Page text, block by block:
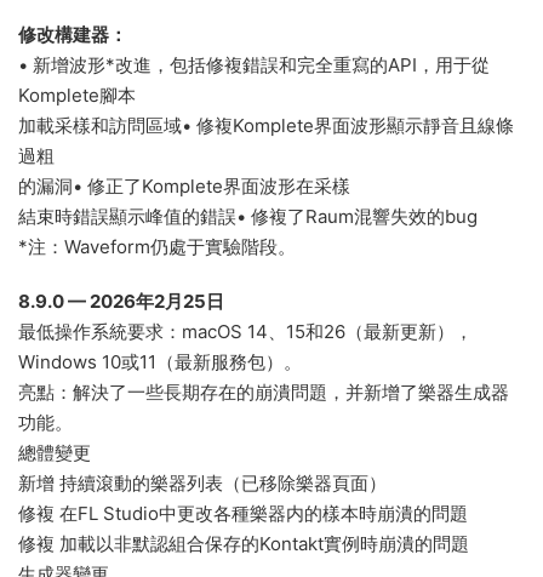
修改構建器：
• 新增波形*改進，包括修複錯誤和完全重寫的API，用于從
Komplete腳本
加載采樣和訪問區域• 修複Komplete界面波形顯示靜音且線條
過粗
的漏洞• 修正了Komplete界面波形在采樣
結束時錯誤顯示峰值的錯誤• 修複了Raum混響失效的bug
*注：Waveform仍處于實驗階段。
8.9.0 — 2026年2月25日
最低操作系統要求：macOS 14、15和26（最新更新），
Windows 10或11（最新服務包）。
亮點：解決了一些長期存在的崩潰問題，并新增了樂器生成器
功能。
總體變更
新增 持續滾動的樂器列表（已移除樂器頁面）
修複 在FL Studio中更改各種樂器内的樣本時崩潰的問題
修複 加載以非默認組合保存的Kontakt實例時崩潰的問題